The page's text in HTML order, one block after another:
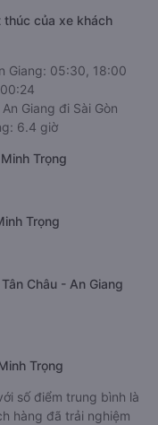
của xe khách
Giang: 05:30, 18:00
Giang đi Sài Gòn
6.4 giờ
Trọng
Trọng
Châu - An Giang
Trọng
số điểm trung bình là
hàng đã trải nghiệm